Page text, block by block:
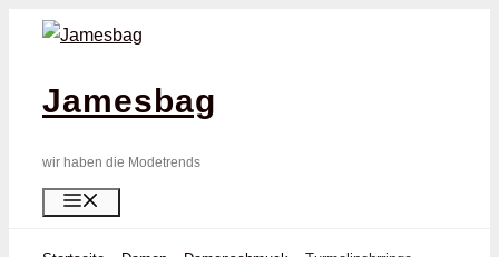
Zum
springenJamesbag
wir haben die Modetrends